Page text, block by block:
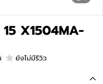
X1504MA-
ยังไม่มีรีวิว